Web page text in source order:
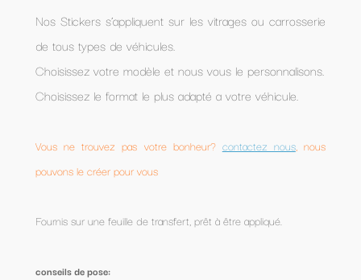
Nos Stickers s’appliquent sur les vitrages ou carrosserie
de tous types de véhicules.
Choisissez votre modèle et nous vous le personnalisons.
Choisissez le format le plus adapté a votre véhicule.
Vous ne trouvez pas votre bonheur? contactez nous, nous
pouvons le créer pour vous
Fournis sur une feuille de transfert, prêt à être appliqué.
conseils de pose: